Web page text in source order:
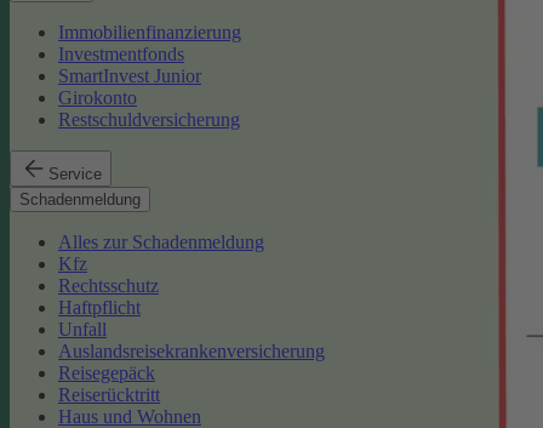
Immobilienfinanzierung
Investmentfonds
SmartInvest Junior
Girokonto
Restschuldversicherung
Service
Schadenmeldung
Alles zur Schadenmeldung
Kfz
Rechtsschutz
Haftpflicht
Unfall
Auslandsreisekrankenversicherung
Reisegepäck
Reiserücktritt
Haus und Wohnen